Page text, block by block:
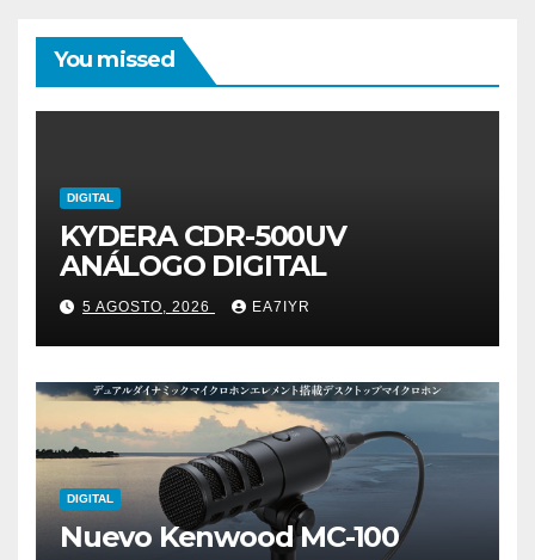
You missed
DIGITAL
KYDERA CDR-500UV
ANÁLOGO DIGITAL
5 AGOSTO, 2026 EA7IYR
DIGITAL
Nuevo Kenwood MC-100